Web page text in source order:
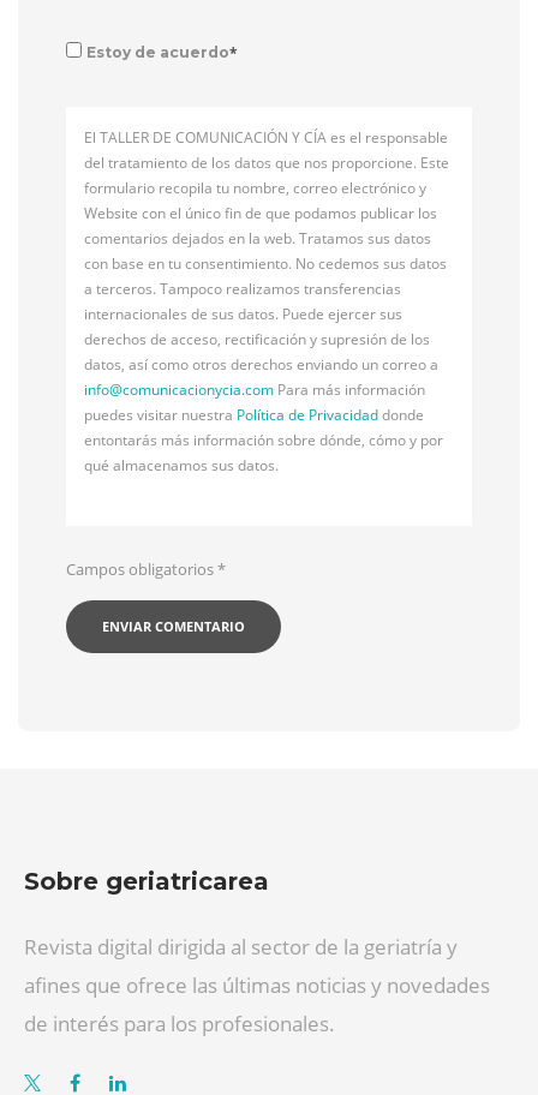
Estoy de acuerdo*
El TALLER DE COMUNICACIÓN Y CÍA es el responsable
del tratamiento de los datos que nos proporcione. Este
formulario recopila tu nombre, correo electrónico y
Website con el único fin de que podamos publicar los
comentarios dejados en la web. Tratamos sus datos
con base en tu consentimiento. No cedemos sus datos
a terceros. Tampoco realizamos transferencias
internacionales de sus datos. Puede ejercer sus
derechos de acceso, rectificación y supresión de los
datos, así como otros derechos enviando un correo a
info@comunicacionycia.com Para más información
puedes visitar nuestra Política de Privacidaddonde
entontarás más información sobre dónde, cómo y por
qué almacenamos sus datos.
Campos obligatorios*
Sobre geriatricarea
Revista digital dirigida al sector de la geriatría y
afines que ofrece las últimas noticias y novedades
de interés para los profesionales.